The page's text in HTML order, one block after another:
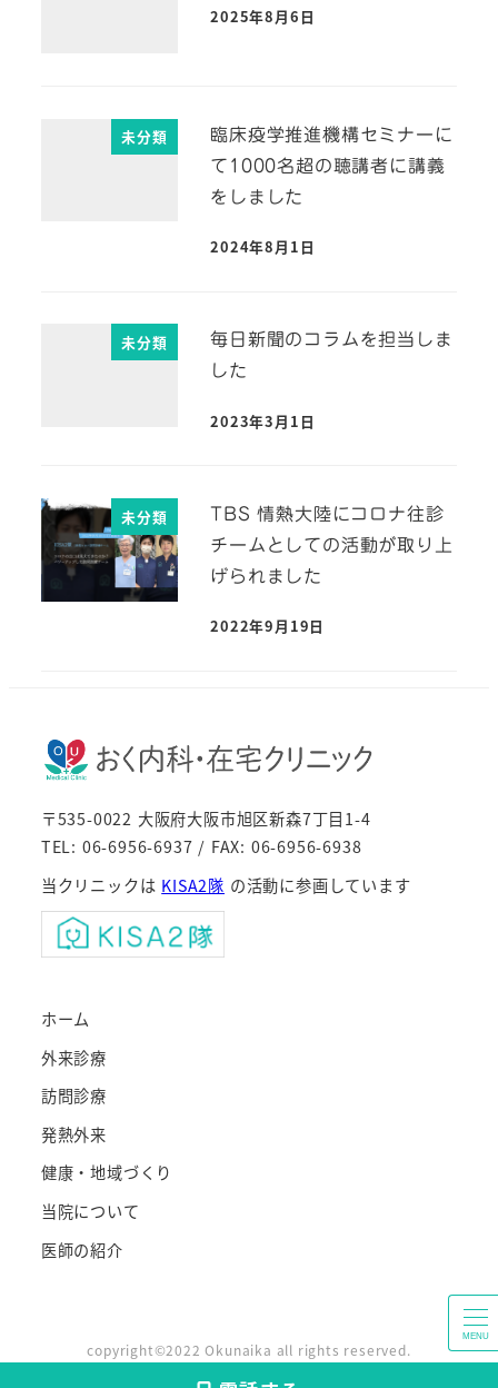
MENU
2025年8月6日
未分類
臨床疫学推進機構セミナーに
て1000名超の聴講者に講義
をしました
2024年8月1日
未分類
毎日新聞のコラムを担当しま
した
2023年3月1日
未分類
TBS 情熱大陸にコロナ往診
チームとしての活動が取り上
げられました
2022年9月19日
〒535-0022 大阪府大阪市旭区新森7丁目1-4
TEL: 06-6956-6937 / FAX: 06-6956-6938
当クリニックは KISA2隊 の活動に参画しています
ホーム
外来診療
訪問診療
発熱外来
健康・地域づくり
当院について
医師の紹介
copyright©2022 Okunaika all rights reserved.